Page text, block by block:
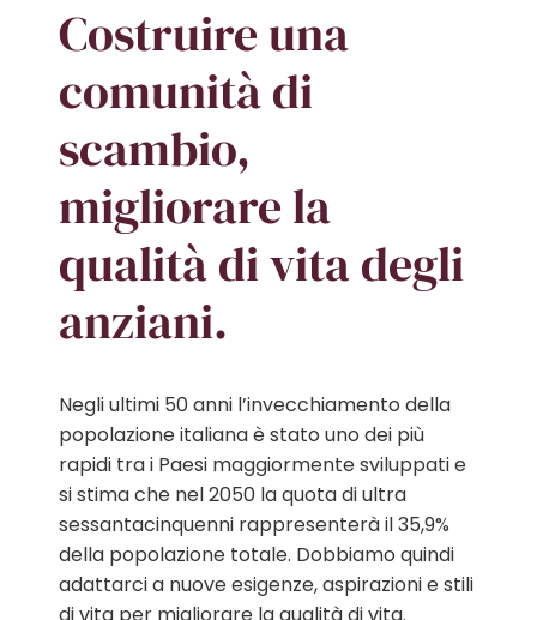
Costruire una
comunità di
scambio,
migliorare la
qualità di vita degli
anziani.
Negli ultimi 50 anni l’invecchiamento della
popolazione italiana è stato uno dei più
rapidi tra i Paesi maggiormente sviluppati e
si stima che nel 2050 la quota di ultra
sessantacinquenni rappresenterà il 35,9%
della popolazione totale. Dobbiamo quindi
adattarci a nuove esigenze, aspirazioni e stili